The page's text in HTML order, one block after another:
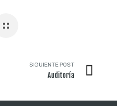
SIGUIENTE POST
Auditoría